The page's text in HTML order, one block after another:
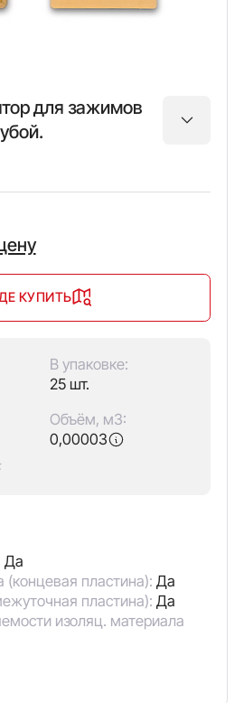
для зажимов
КУПИТЬ
В упаковке:
25 шт.
Объём, м3:
0,00003
Да
(концевая пластина): Да
пластина): Да
изоляц. материала